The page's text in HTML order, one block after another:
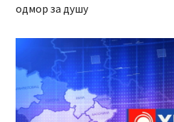
одмор за душу